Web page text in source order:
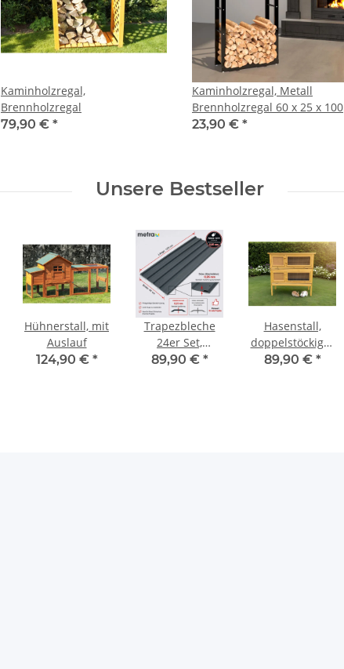
Kaminholzregal,
Brennholzregal
79,90 € *
Kaminholzregal, Metall
Brennholzregal 60 x 25 x 100
cm
23,90 € *
Unsere Bestseller
Hühnerstall, mit
Auslauf
124,90 € *
Trapezbleche
24er Set,
anthrazit
89,90 € *
Hasenstall,
doppelstöckiger
Kleintierstall
89,90 € *